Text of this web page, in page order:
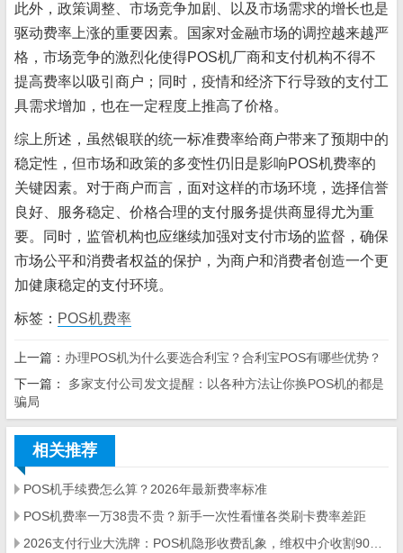
此外，政策调整、市场竞争加剧、以及市场需求的增长也是
驱动费率上涨的重要因素。国家对金融市场的调控越来越严
格，市场竞争的激烈化使得POS机厂商和支付机构不得不
提高费率以吸引商户；同时，疫情和经济下行导致的支付工
具需求增加，也在一定程度上推高了价格。
综上所述，虽然银联的统一标准费率给商户带来了预期中的
稳定性，但市场和政策的多变性仍旧是影响POS机费率的
关键因素。对于商户而言，面对这样的市场环境，选择信誉
良好、服务稳定、价格合理的支付服务提供商显得尤为重
要。同时，监管机构也应继续加强对支付市场的监督，确保
市场公平和消费者权益的保护，为商户和消费者创造一个更
加健康稳定的支付环境。
标签： POS机费率
上一篇： 办理POS机为什么要选合利宝？合利宝POS有哪些优势？
下一篇：
​ 多家支付公司发文提醒：以各种方法让你换POS机的都是
骗局
相关推荐
POS机手续费怎么算？2026年最新费率标准
POS机费率一万38贵不贵？新手一次性看懂各类刷卡费率差距